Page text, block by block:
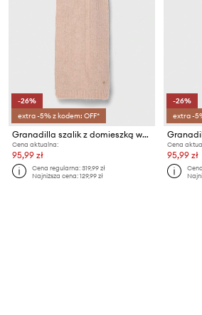
-26%
extra -5% z kodem: OFF*
Granadilla szalik z domieszką wełny
Cena aktualna:
95,99 zł
Cena regularna:319,99 zł
Najniższa cena:129,99 zł
-26%
extra -
Cena
95,99 zł